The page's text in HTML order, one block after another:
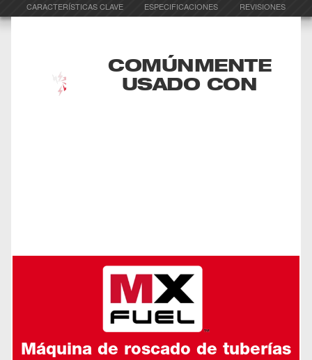
CARACTERÍSTICAS CLAVE ESPECIFICACIONES REVISIONES
COMÚNMENTE
USADO CON
Máquina de roscado de tuberías